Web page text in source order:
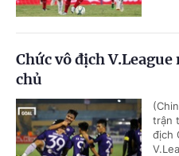
Chức vô địch
chủ
trận
địch